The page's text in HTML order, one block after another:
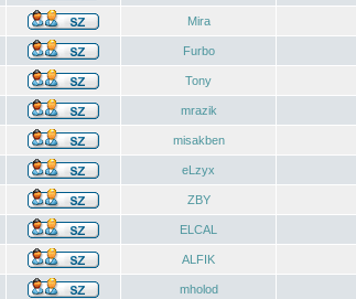
Mira
Furbo
Tony
mrazik
misakben
eLzyx
ZBY
ELCAL
ALFIK
mholod